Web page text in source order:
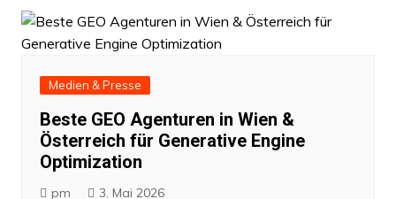
Medien & Presse
Beste GEO Agenturen in Wien &
Österreich für Generative Engine
Optimization
pm 3. Mai 2026